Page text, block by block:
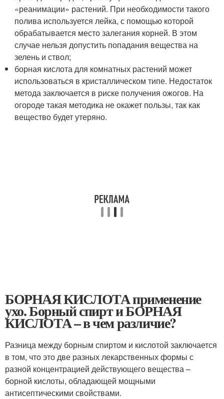
«реанимации» растений. При необходимости такого
полива используется лейка, с помощью которой
обрабатывается место залегания корней. В этом
случае нельзя допустить попадания вещества на
зелень и ствол;
борная кислота для комнатных растений может
использоваться в кристаллическом типе. Недостаток
метода заключается в риске получения ожогов. На
огороде такая методика не окажет пользы, так как
вещество будет утеряно.
БОРНАЯ КИСЛОТА применение
ухо. Борный спирт и БОРНАЯ
КИСЛОТА – в чем различие?
Разница между борным спиртом и кислотой заключается
в том, что это две разных лекарственных формы с
разной концентрацией действующего вещества –
борной кислоты, обладающей мощными
антисептическими свойствами.